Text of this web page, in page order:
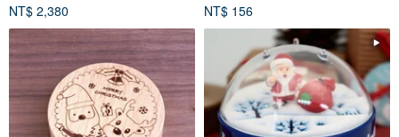
NT$ 2,380
NT$ 156